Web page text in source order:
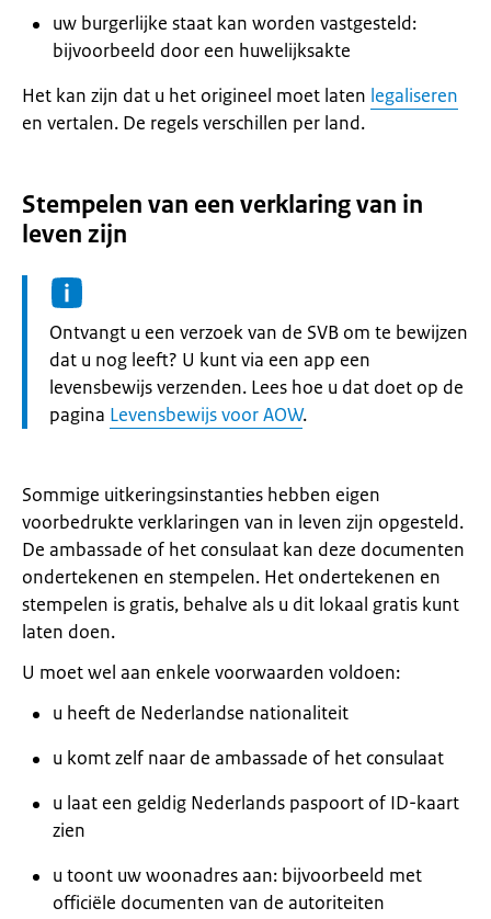
uw burgerlijke staat kan worden vastgesteld:
bijvoorbeeld door een huwelijksakte
Het kan zijn dat u het origineel moet laten legaliseren
en vertalen. De regels verschillen per land.
Stempelen van een verklaring van in
leven zijn
Informatie:
Ontvangt u een verzoek van de SVB om te bewijzen
dat u nog leeft? U kunt via een app een
levensbewijs verzenden. Lees hoe u dat doet op de
pagina Levensbewijs voor AOW.
Sommige uitkeringsinstanties hebben eigen
voorbedrukte verklaringen van in leven zijn opgesteld.
De ambassade of het consulaat kan deze documenten
ondertekenen en stempelen. Het ondertekenen en
stempelen is gratis, behalve als u dit lokaal gratis kunt
laten doen.
U moet wel aan enkele voorwaarden voldoen:
u heeft de Nederlandse nationaliteit
u komt zelf naar de ambassade of het consulaat
u laat een geldig Nederlands paspoort of ID-kaart
zien
u toont uw woonadres aan: bijvoorbeeld met
officiële documenten van de autoriteiten